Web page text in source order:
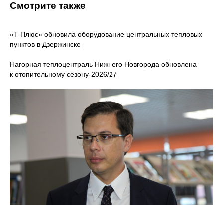
Смотрите также
«Т Плюс» обновила оборудование центральных тепловых
пунктов в Дзержинске
Нагорная теплоцентраль Нижнего Новгорода обновлена
к отопительному сезону‑2026/27